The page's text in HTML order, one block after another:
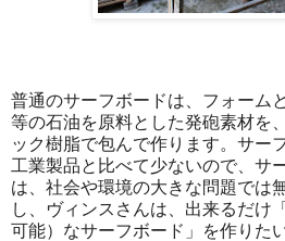
普通のサーフボードは、フォーム
等の石油を原料とした発砲素材を
ック樹脂で包んで作ります。サー
工業製品と比べて少ないので、サ
は、社会や環境の大きな問題では
し、ヴィンスさんは、出来るだけ
可能）なサーフボード」を作りた